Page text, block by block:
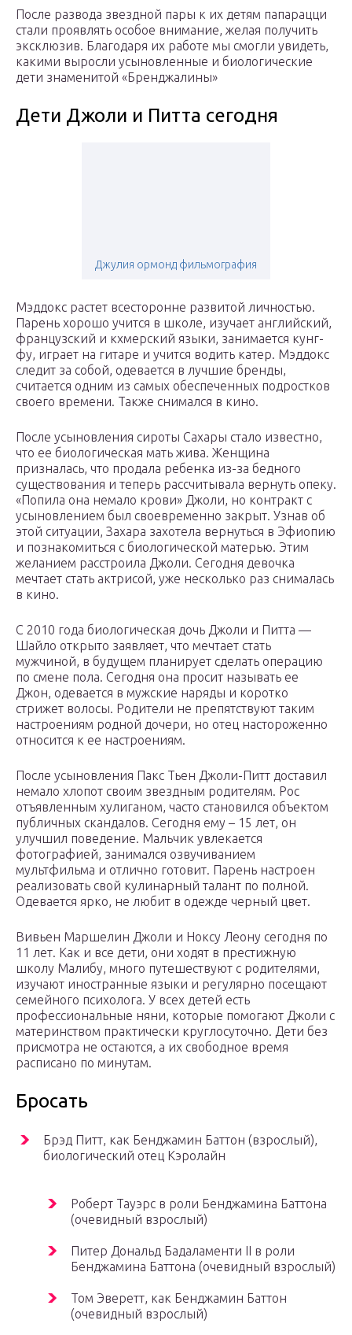
После развода звездной пары к их детям папарацци
стали проявлять особое внимание, желая получить
эксклюзив. Благодаря их работе мы смогли увидеть,
какими выросли усыновленные и биологические
дети знаменитой «Бренджалины»
Дети Джоли и Питта сегодня
Джулия ормонд фильмография
Мэддокс растет всесторонне развитой личностью.
Парень хорошо учится в школе, изучает английский,
французский и кхмерский языки, занимается кунг-
фу, играет на гитаре и учится водить катер. Мэддокс
следит за собой, одевается в лучшие бренды,
считается одним из самых обеспеченных подростков
своего времени. Также снимался в кино.
После усыновления сироты Сахары стало известно,
что ее биологическая мать жива. Женщина
призналась, что продала ребенка из-за бедного
существования и теперь рассчитывала вернуть опеку.
«Попила она немало крови» Джоли, но контракт с
усыновлением был своевременно закрыт. Узнав об
этой ситуации, Захара захотела вернуться в Эфиопию
и познакомиться с биологической матерью. Этим
желанием расстроила Джоли. Сегодня девочка
мечтает стать актрисой, уже несколько раз снималась
в кино.
С 2010 года биологическая дочь Джоли и Питта —
Шайло открыто заявляет, что мечтает стать
мужчиной, в будущем планирует сделать операцию
по смене пола. Сегодня она просит называть ее
Джон, одевается в мужские наряды и коротко
стрижет волосы. Родители не препятствуют таким
настроениям родной дочери, но отец настороженно
относится к ее настроениям.
После усыновления Пакс Тьен Джоли-Питт доставил
немало хлопот своим звездным родителям. Рос
отъявленным хулиганом, часто становился объектом
публичных скандалов. Сегодня ему – 15 лет, он
улучшил поведение. Мальчик увлекается
фотографией, занимался озвучиванием
мультфильма и отлично готовит. Парень настроен
реализовать свой кулинарный талант по полной.
Одевается ярко, не любит в одежде черный цвет.
Вивьен Маршелин Джоли и Ноксу Леону сегодня по
11 лет. Как и все дети, они ходят в престижную
школу Малибу, много путешествуют с родителями,
изучают иностранные языки и регулярно посещают
семейного психолога. У всех детей есть
профессиональные няни, которые помогают Джоли с
материнством практически круглосуточно. Дети без
присмотра не остаются, а их свободное время
расписано по минутам.
Бросать
Брэд Питт, как Бенджамин Баттон (взрослый),
биологический отец Кэролайн
Роберт Тауэрс в роли Бенджамина Баттона
(очевидный взрослый)
Питер Дональд Бадаламенти II в роли
Бенджамина Баттона (очевидный взрослый)
Том Эверетт, как Бенджамин Баттон
(очевидный взрослый)